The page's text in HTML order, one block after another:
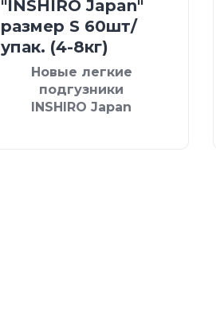
"INSHIRO Japan"
размер S 60шт/
упак. (4-8кг)
Новые легкие
подгузники
INSHIRO Japan